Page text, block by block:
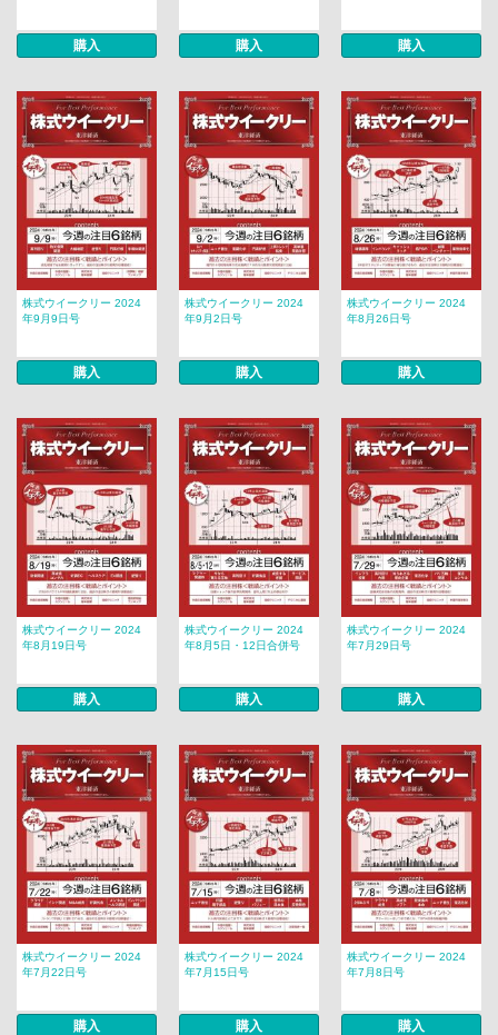
購入 購入 購入
株式ウイークリー 2024
年9月9日号
購入
株式ウイークリー 2024
年9月2日号
購入
株式ウイークリー 2024
年8月26日号
購入
株式ウイークリー 2024
年8月19日号
購入
株式ウイークリー 2024
年8月5日・12日合併号
購入
株式ウイークリー 2024
年7月29日号
購入
株式ウイークリー 2024
年7月22日号
購入
株式ウイークリー 2024
年7月15日号
購入
株式ウイークリー 2024
年7月8日号
購入